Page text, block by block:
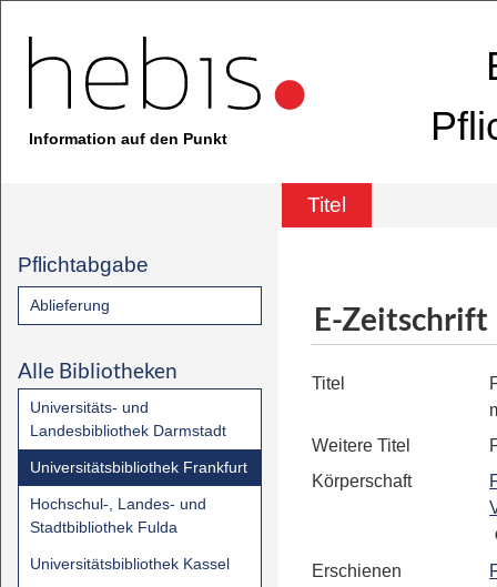
Information auf den Punkt
Titel
Pflichtabgabe
Ablieferung
Alle Bibliotheken
Universitäts- und
Landesbibliothek Darmstadt
Universitätsbibliothek Frankfurt
Hochschul-, Landes- und
Stadtbibliothek Fulda
Universitätsbibliothek Kassel
E-Zeitschrift
Titel
Weitere Titel
Körperschaft
Erschienen